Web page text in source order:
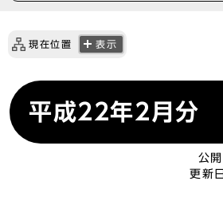
現在位置 表示
平成22年2月分
公開
更新